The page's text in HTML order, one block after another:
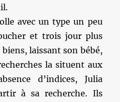
avec un type un peu
et trois jour plus
laissant son bébé,
la situent aux
d’indices, Julia
à sa recherche. Ils